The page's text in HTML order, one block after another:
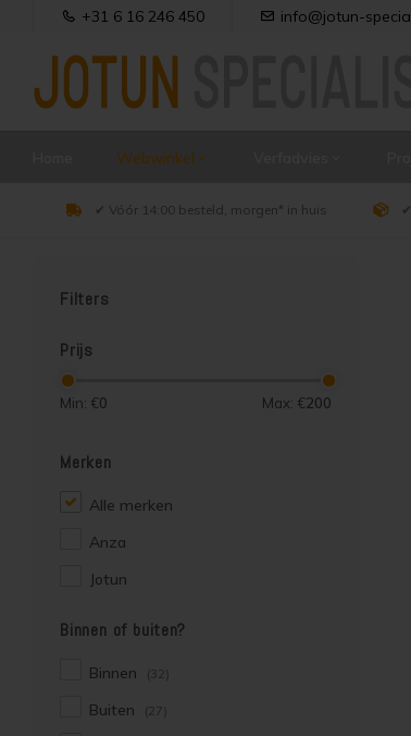
+31 6 16 246 450 info@jotun-
Webwinkel
✔ Vóór 14:00 besteld, morgen* in huis
Filters
Prijs
Min: €0 Max: €200
Merken
Alle merken
Anza
Jotun
Binnen of buiten?
Binnen (32)
Buiten (27)